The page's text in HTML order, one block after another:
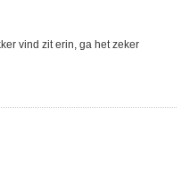
vind zit erin, ga het zeker